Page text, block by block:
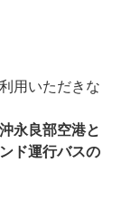
用いただきな
沖永良部空港と
ド運行バスの